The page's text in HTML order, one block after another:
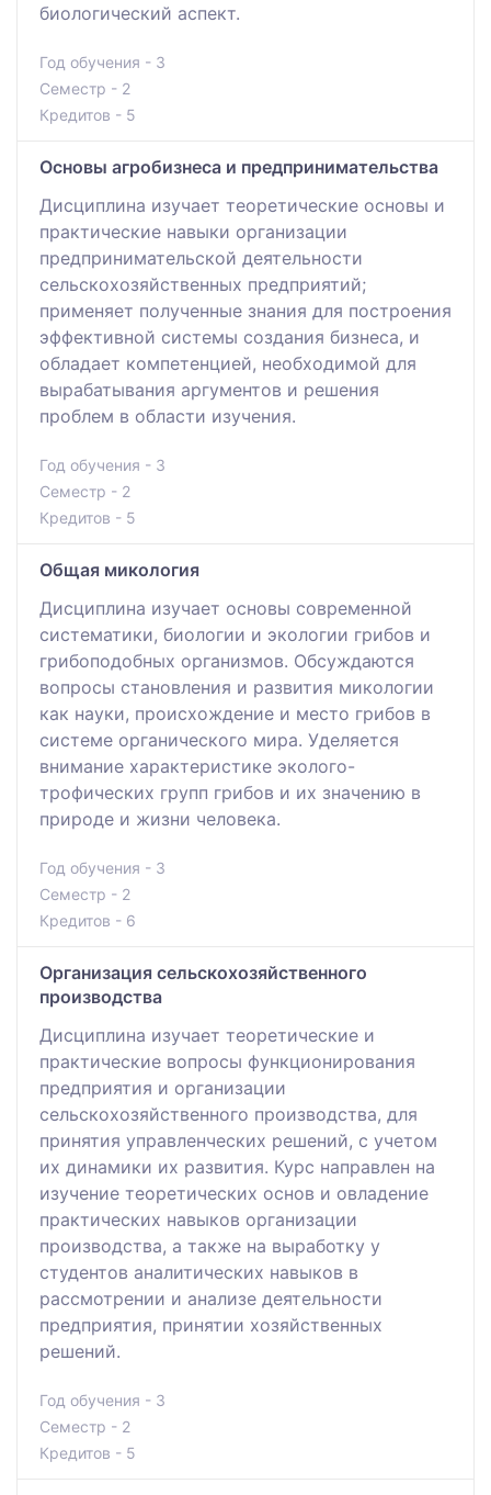
биологический аспект.
Год обучения - 3
Семестр - 2
Кредитов - 5
Основы агробизнеса и предпринимательства
Дисциплина изучает теоретические основы и
практические навыки организации
предпринимательской деятельности
сельскохозяйственных предприятий;
применяет полученные знания для построения
эффективной системы создания бизнеса, и
обладает компетенцией, необходимой для
вырабатывания аргументов и решения
проблем в области изучения.
Год обучения - 3
Семестр - 2
Кредитов - 5
Общая микология
Дисциплина изучает основы современной
систематики, биологии и экологии грибов и
грибоподобных организмов. Обсуждаются
вопросы становления и развития микологии
как науки, происхождение и место грибов в
системе органического мира. Уделяется
внимание характеристике эколого-
трофических групп грибов и их значению в
природе и жизни человека.
Год обучения - 3
Семестр - 2
Кредитов - 6
Организация сельскохозяйственного
производства
Дисциплина изучает теоретические и
практические вопросы функционирования
предприятия и организации
сельскохозяйственного производства, для
принятия управленческих решений, с учетом
их динамики их развития. Курс направлен на
изучение теоретических основ и овладение
практических навыков организации
производства, а также на выработку у
студентов аналитических навыков в
рассмотрении и анализе деятельности
предприятия, принятии хозяйственных
решений.
Год обучения - 3
Семестр - 2
Кредитов - 5